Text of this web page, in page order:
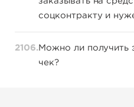
соцконтракту и
2106. Можно ли получить
чек?